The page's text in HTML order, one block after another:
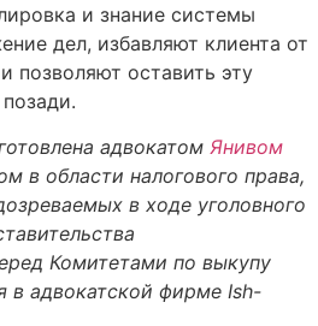
и знание системы
дел, избавляют клиента от
позволяют оставить эту
адвокатом Янивом
в области налогового права,
в ходе уголовного
Комитетами по выкупу
в адвокатской фирме Ish-